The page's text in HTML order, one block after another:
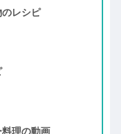
レシピ
理の動画